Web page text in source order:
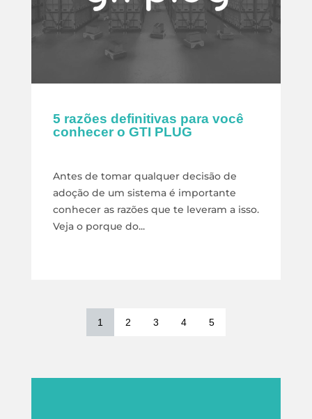
5 razões definitivas para você
conhecer o GTI PLUG
Antes de tomar qualquer decisão de
adoção de um sistema é importante
conhecer as razões que te leveram a isso.
Veja o porque do...
1 2 3 4 5